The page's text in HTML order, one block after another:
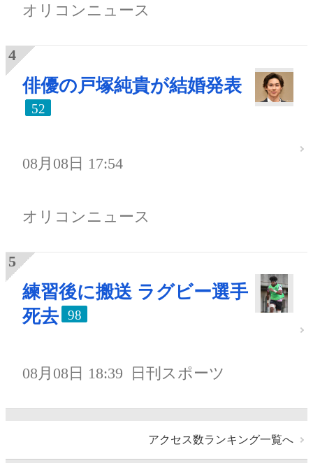
オリコンニュース
俳優の戸塚純貴が結婚発表
52
08月08日 17:54
オリコンニュース
練習後に搬送 ラグビー選手
死去
98
08月08日 18:39 日刊スポーツ
アクセス数ランキング一覧へ